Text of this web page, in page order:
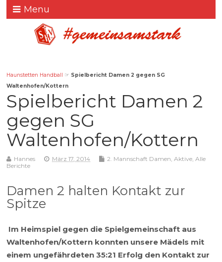
Menu
Haunstetten Handball ☞ Spielbericht Damen 2 gegen SG
Waltenhofen/Kottern
Spielbericht Damen 2
gegen SG
Waltenhofen/Kottern
Hannes März 17, 2014 2. Mannschaft Damen ,Aktive ,Alle
Berichte
Damen 2 halten Kontakt zur
Spitze
Im Heimspiel gegen die Spielgemeinschaft aus
Waltenhofen/Kottern konnten unsere Mädels mit
einem ungefährdeten 35:21 Erfolg den Kontakt zur